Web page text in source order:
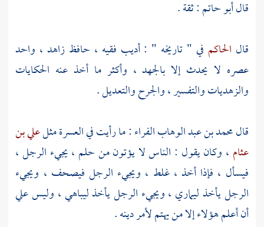
قالأبو حاتم: ثقة .
قال الحاكم في " تاريخه " : أديب فقيه ، حافظ زاهد ، واحد
عصره لا يحدث إلا بالجهد ، وأكثر ما أخذ عنه الحكايات
والزهديات والتفسير ، والجرح والتعديل .
قالمحمد بن عبد الوهاب الفراء: ما رأيت في العسرة مثلعلي بن
عثام ، وكان يقول : الناس لا يؤتون من حلم ، يجيء الرجل ،
فيسأل ، فإذا أخذ ، غلط ، ويجيء الرجل فيصحف ، ويجيء
الرجل يأخذ ليماري ، ويجيء الرجل يأخذ ليباهي ، وليس علي
أن أعلم هؤلاء إلا من يهتم لأمر دينه .